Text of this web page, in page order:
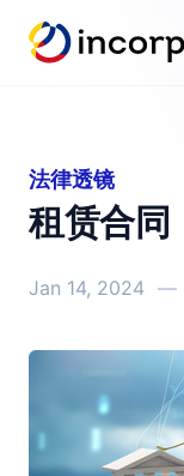
要内容
法律透镜
租赁合同
Jan 14, 2024 —